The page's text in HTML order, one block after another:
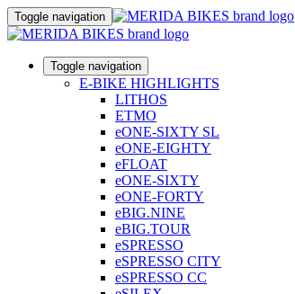
Toggle navigation
Toggle navigation
E-BIKE HIGHLIGHTS
LITHOS
ETMO
eONE-SIXTY SL
eONE-EIGHTY
eFLOAT
eONE-SIXTY
eONE-FORTY
eBIG.NINE
eBIG.TOUR
eSPRESSO
eSPRESSO CITY
eSPRESSO CC